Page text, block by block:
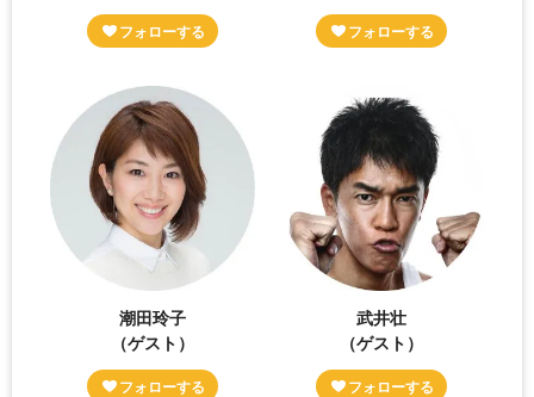
潮田玲子
（ゲスト）
武井壮
（ゲスト）